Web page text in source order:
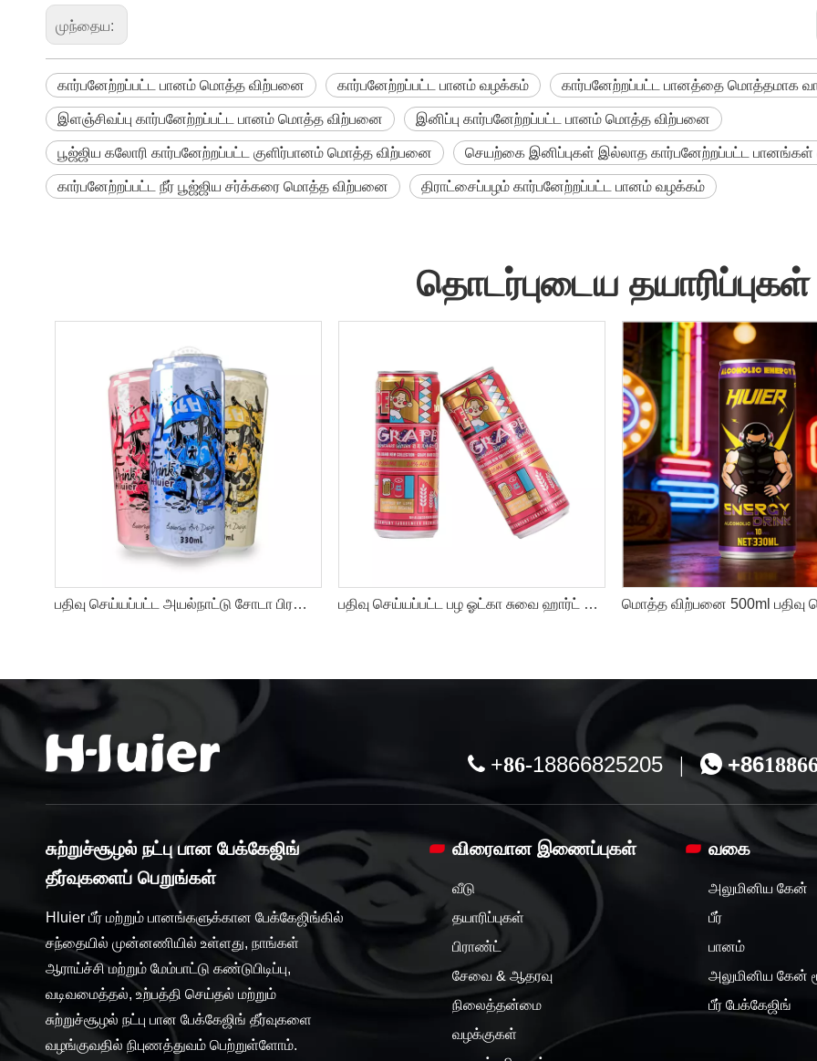
முந்தைய:
கார்பனேற்றப்பட்ட பானம் மொத்த விற்பனை கார்பனேற்றப்பட்ட பானம் வழக்கம் கார்பனேற்றப்பட்ட பானத்தை மொத்தமாக
இளஞ்சிவப்பு கார்பனேற்றப்பட்ட பானம் மொத்த விற்பனை இனிப்பு கார்பனேற்றப்பட்ட பானம் மொத்த விற்பனை
பூஜ்ஜிய கலோரி கார்பனேற்றப்பட்ட குளிர்பானம் மொத்த விற்பனை செயற்கை இனிப்புகள் இல்லாத கார்பனேற்றப்பட்ட
கார்பனேற்றப்பட்ட நீர் பூஜ்ஜிய சர்க்கரை மொத்த விற்பனை திராட்சைப்பழம் கார்பனேற்றப்பட்ட பானம் வழக்கம்
தொடர்புடைய தயாரிப்புகள்
பதிவு செய்யப்பட்ட அயல்நாட்டு சோடா பிரகாசிக்கும் நீர் கவர்ச்சியான குளிர்பானங்கள் பதிவு செய்யப்பட்ட பழ ஓட்கா சுவை ஹார்ட் செல்ட்சர் காக்டெய்ல் பானங்கள்
 +86-18866825205| +86
சுற்றுச்சூழல் நட்பு பான பேக்கேஜிங்
தீர்வுகளைப் பெறுங்கள்
Hluier பீர் மற்றும் பானங்களுக்கான பேக்கேஜிங்கில்
சந்தையில் முன்னணியில் உள்ளது, நாங்கள்
ஆராய்ச்சி மற்றும் மேம்பாட்டு கண்டுபிடிப்பு,
வடிவமைத்தல், உற்பத்தி செய்தல் மற்றும்
சுற்றுச்சூழல் நட்பு பான பேக்கேஜிங் தீர்வுகளை
வழங்குவதில் நிபுணத்துவம் பெற்றுள்ளோம்.
விரைவான இணைப்புகள்
வீடு
தயாரிப்புகள்
பிராண்ட்
சேவை & ஆதரவு
நிலைத்தன்மை
வழக்குகள்
வகை
அலுமினிய கேன்
பீர்
பானம்
அலுமினிய கேன்
பீர் பேக்கேஜிங்